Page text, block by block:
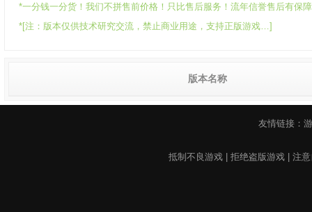
*一分钱一分货！我们不拼售前价格！只比售后服务！流年信誉售后有保
*[注：版本仅供技术研究交流，禁止商业用途，支持正版游戏…]
版本名称
友情链接：
抵制不良游戏 | 拒绝盗版游戏 | 注